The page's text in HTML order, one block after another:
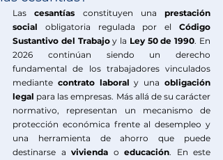
Las cesantías constituyen una prestación
social obligatoria regulada por el Código
Sustantivo del Trabajo y la Ley 50 de 1990. En
2026 continúan siendo un derecho
fundamental de los trabajadores vinculados
mediante contrato laboral y una obligación
legal para las empresas. Más allá de su carácter
normativo, representan un mecanismo de
protección económica frente al desempleo y
una herramienta de ahorro que puede
destinarse a vivienda o educación. En este